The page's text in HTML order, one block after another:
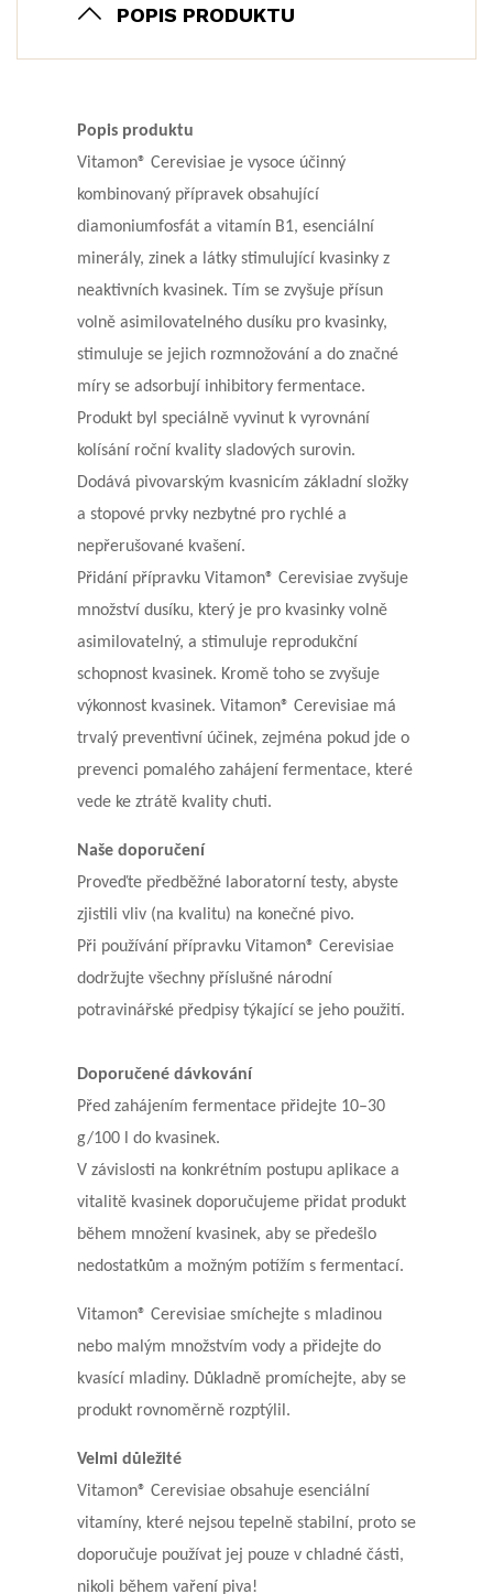
POPIS PRODUKTU
Popis produktu
Vitamon® Cerevisiae je vysoce účinný
kombinovaný přípravek obsahující
diamoniumfosfát a vitamín B1, esenciální
minerály, zinek a látky stimulující kvasinky z
neaktivních kvasinek. Tím se zvyšuje přísun
volně asimilovatelného dusíku pro kvasinky,
stimuluje se jejich rozmnožování a do značné
míry se adsorbují inhibitory fermentace.
Produkt byl speciálně vyvinut k vyrovnání
kolísání roční kvality sladových surovin.
Dodává pivovarským kvasnicím základní složky
a stopové prvky nezbytné pro rychlé a
nepřerušované kvašení.
Přidání přípravku Vitamon® Cerevisiae zvyšuje
množství dusíku, který je pro kvasinky volně
asimilovatelný, a stimuluje reprodukční
schopnost kvasinek. Kromě toho se zvyšuje
výkonnost kvasinek. Vitamon® Cerevisiae má
trvalý preventivní účinek, zejména pokud jde o
prevenci pomalého zahájení fermentace, které
vede ke ztrátě kvality chuti.
Naše doporučení
Proveďte předběžné laboratorní testy, abyste
zjistili vliv (na kvalitu) na konečné pivo.
Při používání přípravku Vitamon® Cerevisiae
dodržujte všechny příslušné národní
potravinářské předpisy týkající se jeho použití.
Doporučené dávkování
Před zahájením fermentace přidejte 10–30
g/100 l do kvasinek.
V závislosti na konkrétním postupu aplikace a
vitalitě kvasinek doporučujeme přidat produkt
během množení kvasinek, aby se předešlo
nedostatkům a možným potížím s fermentací.
Vitamon® Cerevisiae smíchejte s mladinou
nebo malým množstvím vody a přidejte do
kvasící mladiny. Důkladně promíchejte, aby se
produkt rovnoměrně rozptýlil.
Velmi důležité
Vitamon® Cerevisiae obsahuje esenciální
vitamíny, které nejsou tepelně stabilní, proto se
doporučuje používat jej pouze v chladné části,
nikoli během vaření piva!